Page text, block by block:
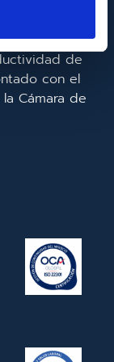
ha
y para la
de
con el
Cámara de